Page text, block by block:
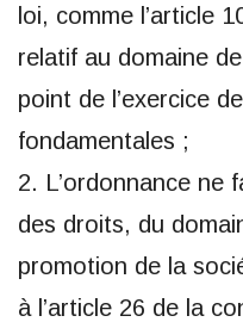
loi, comme l’article
relatif au domaine
point de l’exercice
fondamentales ;
2. L’ordonnance ne
des droits, du
promotion de la
à l’article 26 de la